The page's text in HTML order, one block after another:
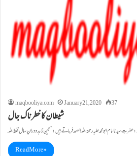
maqbooliya.com January 21, 2020 37
شیطان کا خطرناک جال
Read More »